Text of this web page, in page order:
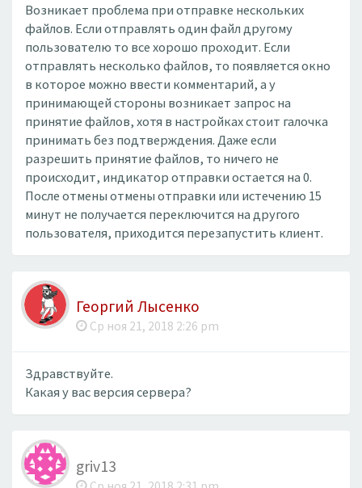
Возникает проблема при отправке нескольких
файлов. Если отправлять один файл другому
пользователю то все хорошо проходит. Если
отправлять несколько файлов, то появляется окно
в которое можно ввести комментарий, а у
принимающей стороны возникает запрос на
принятие файлов, хотя в настройках стоит галочка
принимать без подтверждения. Даже если
разрешить принятие файлов, то ничего не
происходит, индикатор отправки остается на 0.
После отмены отмены отправки или истечению 15
минут не получается переключится на другого
пользователя, приходится перезапустить клиент.
Георгий Лысенко
Ср ноя 21, 2018 2:26 pm
Здравствуйте.
Какая у вас версия сервера?
griv13